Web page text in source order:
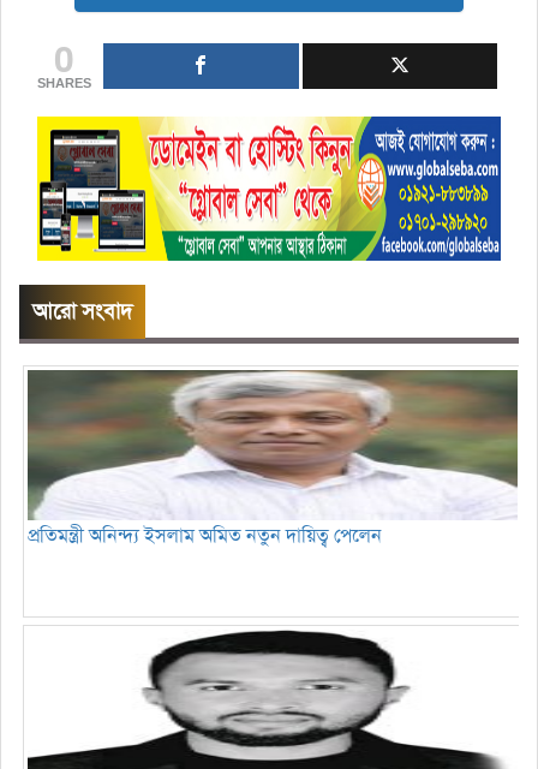
0
SHARES
আরো সংবাদ
প্রতিমন্ত্রী অনিন্দ্য ইসলাম অমিত নতুন দায়িত্ব পেলেন